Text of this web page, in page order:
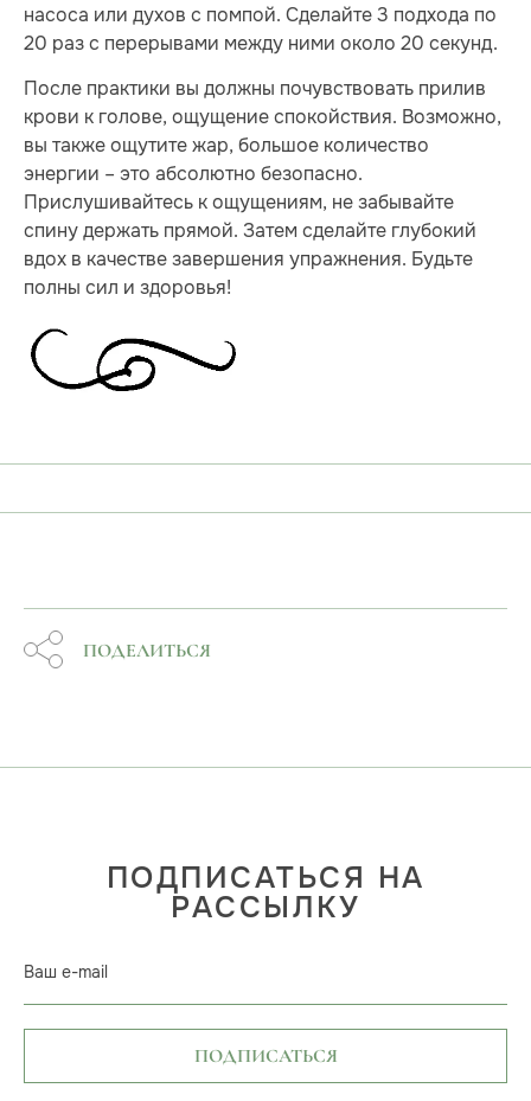
насоса или духов с помпой. Сделайте 3 подхода по
20 раз с перерывами между ними около 20 секунд.
После практики вы должны почувствовать прилив
крови к голове, ощущение спокойствия. Возможно,
вы также ощутите жар, большое количество
энергии – это абсолютно безопасно.
Прислушивайтесь к ощущениям, не забывайте
спину держать прямой. Затем сделайте глубокий
вдох в качестве завершения упражнения. Будьте
полны сил и здоровья!
ПОДЕЛИТЬСЯ
ПОДПИСАТЬСЯ НА
РАССЫЛКУ
Ваш e-mail
ПОДПИСАТЬСЯ